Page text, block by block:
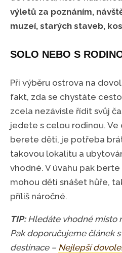
výletů za poznáním,
muzeí, starých staveb,
SOLO NEBO S
Při výběru ostrova na
fakt, zda se chystáte
zcela nezávisle řídit svůj
jedete s celou rodinou. Ve
berete děti, je potřeba
takovou lokalitu a
vhodné. V úvahu pak
mohou děti snášet hůře,
příliš náročné.
TIP: Hledáte vhodné místo
Pak doporučujeme článek
destinace – Nejlepší